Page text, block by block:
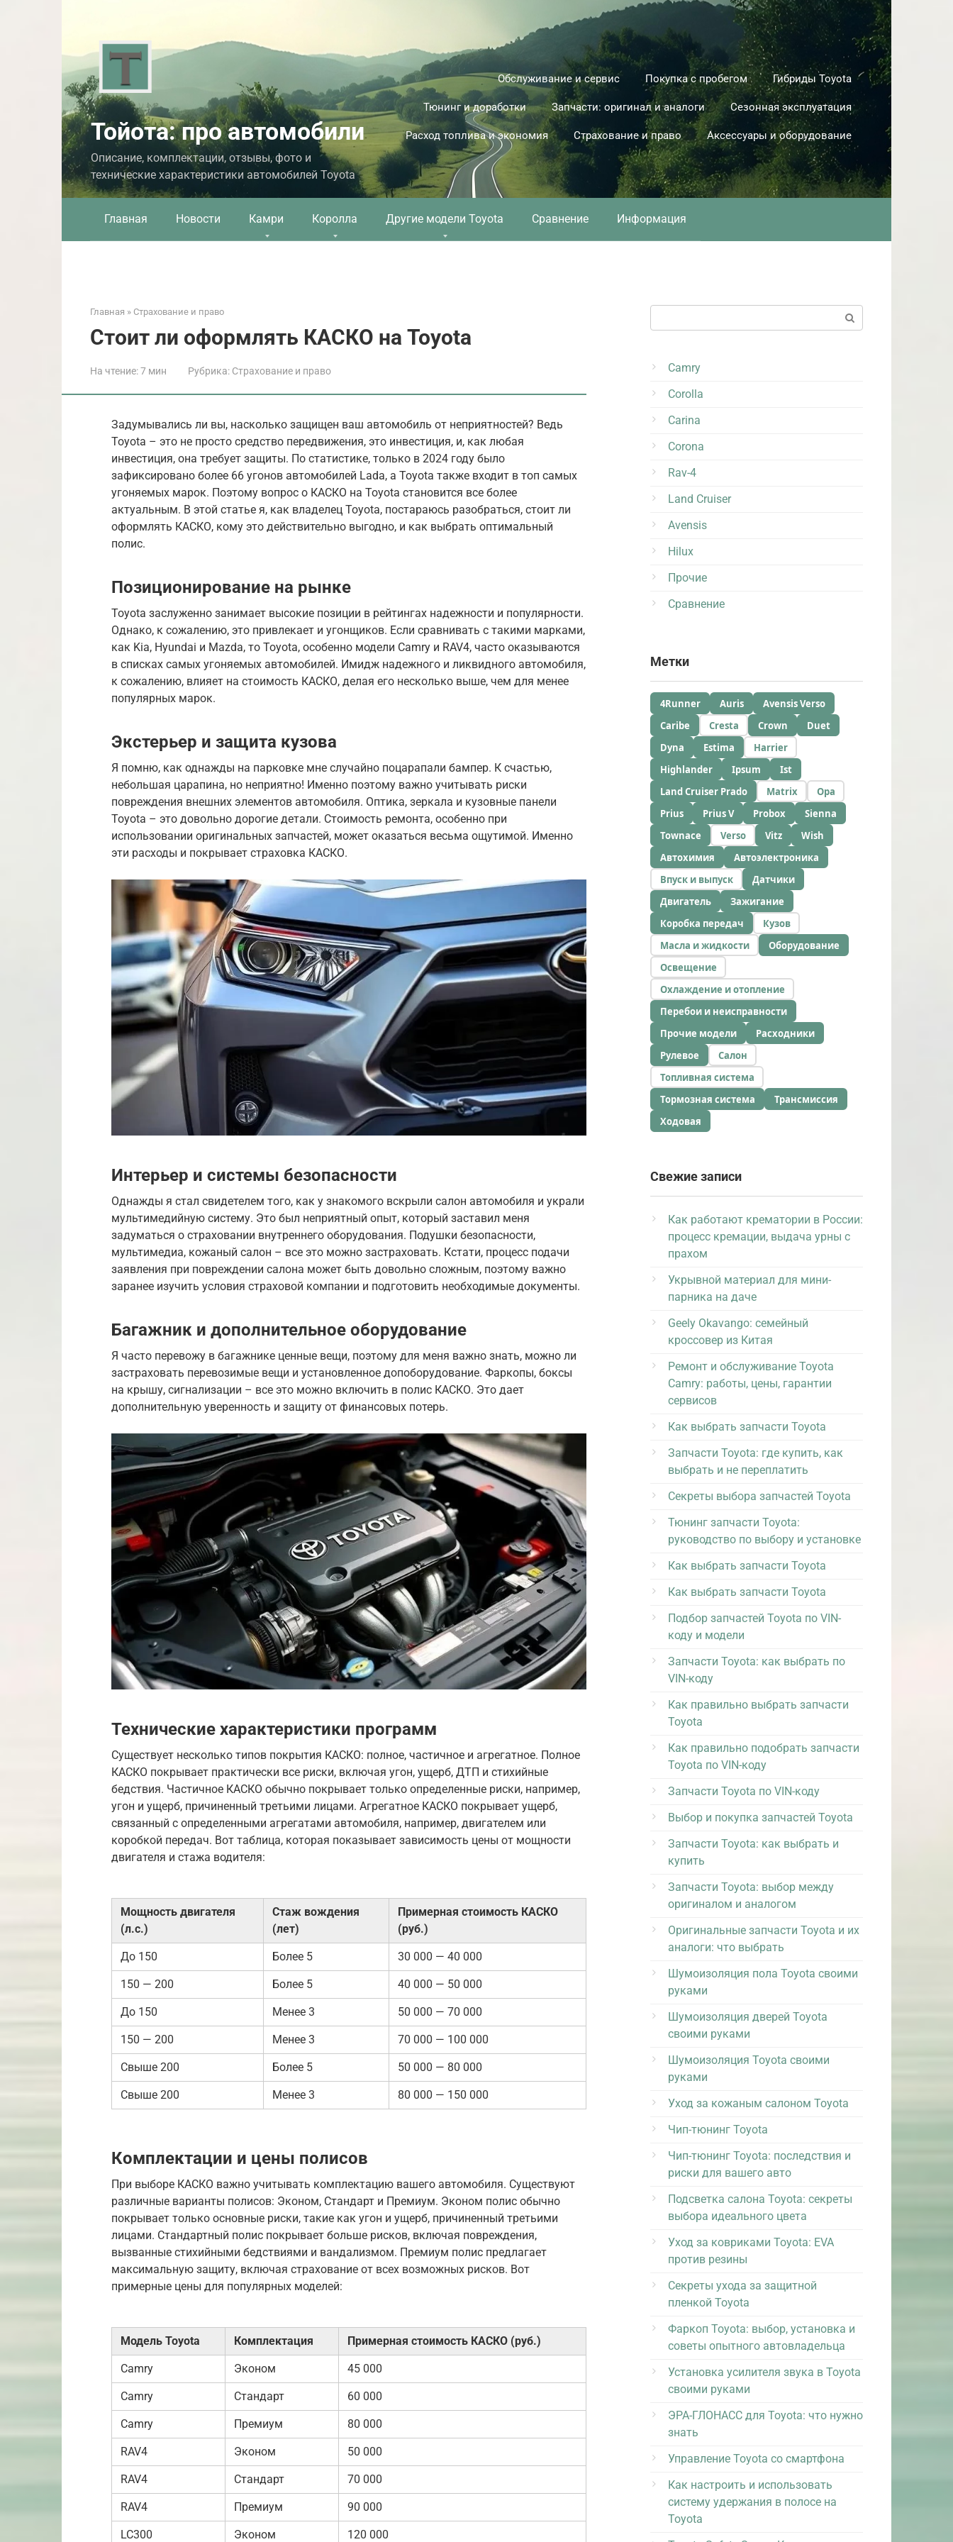
Тойота: про автомобили
Описание, комплектации, отзывы, фото и
технические характеристики автомобилей Toyota
Обслуживание и сервис Покупка с пробегом Гибриды Toyota
Тюнинг и доработки Запчасти: оригинал и аналоги Сезонная эксплуатация
Расход топлива и экономия Страхование и право Аксессуары и оборудование
Главная Новости Камри Королла Другие модели Toyota Сравнение Информация
Главная » Страхование и право
Стоит ли оформлять КАСКО на Toyota
На чтение:7 мин Рубрика: Страхование и право
Задумывались ли вы, насколько защищен ваш автомобиль от неприятностей? Ведь
Toyota – это не просто средство передвижения, это инвестиция, и, как любая
инвестиция, она требует защиты. По статистике, только в 2024 году было
зафиксировано более 66 угонов автомобилей Lada, а Toyota также входит в топ самых
угоняемых марок. Поэтому вопрос о КАСКО на Toyota становится все более
актуальным. В этой статье я, как владелец Toyota, постараюсь разобраться, стоит ли
оформлять КАСКО, кому это действительно выгодно, и как выбрать оптимальный
полис.
Позиционирование на рынке
Toyota заслуженно занимает высокие позиции в рейтингах надежности и популярности.
Однако, к сожалению, это привлекает и угонщиков. Если сравнивать с такими марками,
как Kia, Hyundai и Mazda, то Toyota, особенно модели Camry и RAV4, часто оказываются
в списках самых угоняемых автомобилей. Имидж надежного и ликвидного автомобиля,
к сожалению, влияет на стоимость КАСКО, делая его несколько выше, чем для менее
популярных марок.
Экстерьер и защита кузова
Я помню, как однажды на парковке мне случайно поцарапали бампер. К счастью,
небольшая царапина, но неприятно! Именно поэтому важно учитывать риски
повреждения внешних элементов автомобиля. Оптика, зеркала и кузовные панели
Toyota – это довольно дорогие детали. Стоимость ремонта, особенно при
использовании оригинальных запчастей, может оказаться весьма ощутимой. Именно
эти расходы и покрывает страховка КАСКО.
Интерьер и системы безопасности
Однажды я стал свидетелем того, как у знакомого вскрыли салон автомобиля и украли
мультимедийную систему. Это был неприятный опыт, который заставил меня
задуматься о страховании внутреннего оборудования. Подушки безопасности,
мультимедиа, кожаный салон – все это можно застраховать. Кстати, процесс подачи
заявления при повреждении салона может быть довольно сложным, поэтому важно
заранее изучить условия страховой компании и подготовить необходимые документы.
Багажник и дополнительное оборудование
Я часто перевожу в багажнике ценные вещи, поэтому для меня важно знать, можно ли
застраховать перевозимые вещи и установленное допоборудование. Фаркопы, боксы
на крышу, сигнализации – все это можно включить в полис КАСКО. Это дает
дополнительную уверенность и защиту от финансовых потерь.
Технические характеристики программ
Существует несколько типов покрытия КАСКО: полное, частичное и агрегатное. Полное
КАСКО покрывает практически все риски, включая угон, ущерб, ДТП и стихийные
бедствия. Частичное КАСКО обычно покрывает только определенные риски, например,
угон и ущерб, причиненный третьими лицами. Агрегатное КАСКО покрывает ущерб,
связанный с определенными агрегатами автомобиля, например, двигателем или
коробкой передач. Вот таблица, которая показывает зависимость цены от мощности
двигателя и стажа водителя:
Мощность двигателя
(л.с.)
Стаж вождения
(лет)
Примерная стоимость КАСКО
(руб.)
До 150 Более 5 30 000 — 40 000
150 — 200 Более 5 40 000 — 50 000
До 150 Менее 3 50 000 — 70 000
150 — 200 Менее 3 70 000 — 100 000
Свыше 200 Более 5 50 000 — 80 000
Свыше 200 Менее 3 80 000 — 150 000
Комплектации и цены полисов
При выборе КАСКО важно учитывать комплектацию вашего автомобиля. Существуют
различные варианты полисов: Эконом, Стандарт и Премиум. Эконом полис обычно
покрывает только основные риски, такие как угон и ущерб, причиненный третьими
лицами. Стандартный полис покрывает больше рисков, включая повреждения,
вызванные стихийными бедствиями и вандализмом. Премиум полис предлагает
максимальную защиту, включая страхование от всех возможных рисков. Вот
примерные цены для популярных моделей:
Модель Toyota Комплектация Примерная стоимость КАСКО (руб.)
Camry Эконом 45 000
Camry Стандарт 60 000
Camry Премиум 80 000
RAV4 Эконом 50 000
RAV4 Стандарт 70 000
RAV4 Премиум 90 000
LC300 Эконом 120 000
Camry
Corolla
Carina
Corona
Rav-4
Land Cruiser
Avensis
Hilux
Прочие
Сравнение
Метки
4Runner Auris
Avensis Verso
Caribe
Cresta Crown
Duet
Dyna
Estima
Harrier
Highlander
Ipsum
Ist
Land Cruiser Prado
Matrix
Opa
Prius
Prius V Probox
Sienna
Townace
Verso Vitz
Wish
Автохимия
Автоэлектроника
Впуск и выпуск
Датчики
Двигатель
Зажигание
Коробка передач
Кузов
Масла и жидкости
Оборудование
Освещение
Охлаждение и отопление
Перебои и неисправности
Прочие модели
Расходники
Рулевое
Салон
Топливная система
Тормозная система
Трансмиссия
Ходовая
Свежие записи
Как работают крематории в России:
процесс кремации, выдача урны с
прахом
Укрывной материал для мини-
парника на даче
Geely Okavango: семейный
кроссовер из Китая
Ремонт и обслуживание Toyota
Camry: работы, цены, гарантии
сервисов
Как выбрать запчасти Toyota
Запчасти Toyota: где купить, как
выбрать и не переплатить
Секреты выбора запчастей Toyota
Тюнинг запчасти Toyota:
руководство по выбору и установке
Как выбрать запчасти Toyota
Как выбрать запчасти Toyota
Подбор запчастей Toyota по VIN-
коду и модели
Запчасти Toyota: как выбрать по
VIN-коду
Как правильно выбрать запчасти
Toyota
Как правильно подобрать запчасти
Toyota по VIN-коду
Запчасти Toyota по VIN-коду
Выбор и покупка запчастей Toyota
Запчасти Toyota: как выбрать и
купить
Запчасти Toyota: выбор между
оригиналом и аналогом
Оригинальные запчасти Toyota и их
аналоги: что выбрать
Шумоизоляция пола Toyota своими
руками
Шумоизоляция дверей Toyota
своими руками
Шумоизоляция Toyota своими
руками
Уход за кожаным салоном Toyota
Чип-тюнинг Toyota
Чип-тюнинг Toyota: последствия и
риски для вашего авто
Подсветка салона Toyota: секреты
выбора идеального цвета
Уход за ковриками Toyota: EVA
против резины
Секреты ухода за защитной
пленкой Toyota
Фаркоп Toyota: выбор, установка и
советы опытного автовладельца
Установка усилителя звука в Toyota
своими руками
ЭРА-ГЛОНАСС для Toyota: что нужно
знать
Управление Toyota со смартфона
Как настроить и использовать
систему удержания в полосе на
Toyota